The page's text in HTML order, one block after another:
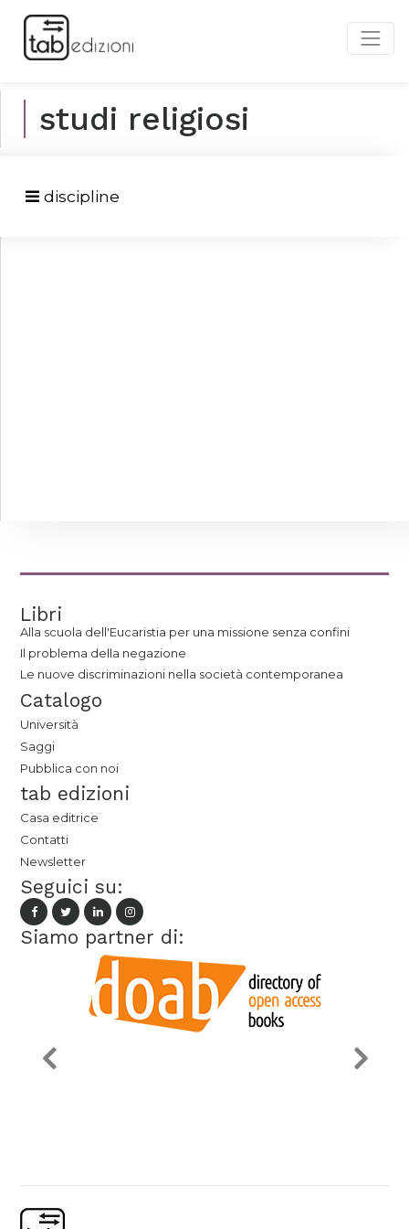
studi religiosi
discipline
Libri
Alla scuola dell'Eucaristia per una missione senza confini
Il problema della negazione
Le nuove discriminazioni nella società contemporanea
Catalogo
Università
Saggi
Pubblica con noi
tab edizioni
Casa editrice
Contatti
Newsletter
Seguici su:
Siamo partner di: